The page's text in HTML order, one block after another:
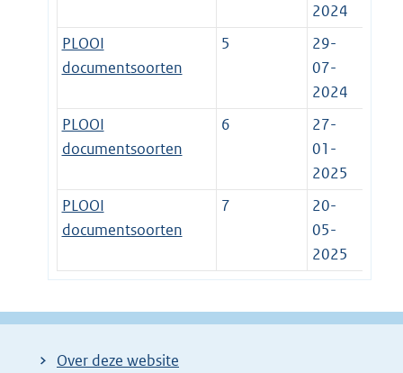
2024
PLOOI
documentsoorten
5
29-
07-
2024
PLOOI
documentsoorten
6
27-
01-
2025
PLOOI
documentsoorten
7
20-
05-
2025
Over deze website